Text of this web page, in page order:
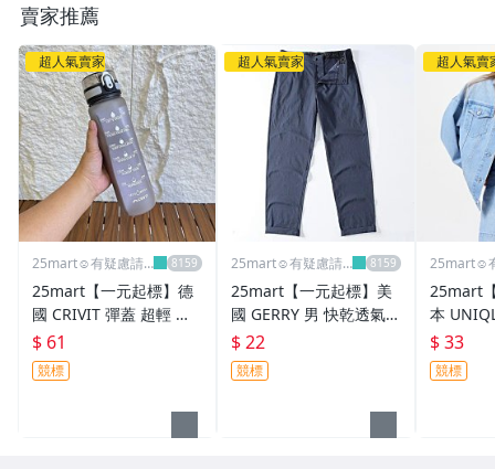
賣家推薦
超人氣賣家
25mart☺️有疑慮請
25mart【一元起標】德
國 CRIVIT 彈蓋 超輕 磨
砂 手提 運動 冷水瓶 水
杯水瓶水壼 1000ml 灰
色
$ 61
競標
超人氣賣家
25mart☺️有疑慮請
25mart【一元起標】美
國 GERRY 男 快乾透氣
彈性 休閒 長褲 深藍色 3
0
$ 22
競標
超人氣賣
25mart☺️
25mart
本
牛仔 半
淺藍色 L
$ 33
競標